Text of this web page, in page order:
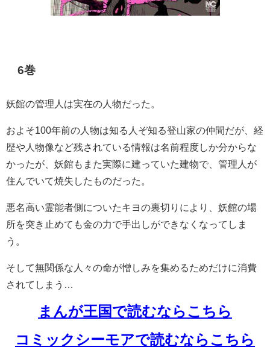
6巻
妖館の管理人は実在の人物だった。
およそ100年前の人物は知る人ぞ知る登山家の仲間だが、経
歴や人物像など残されている情報は名前程度しか分からな
かったが、妖館もまた実際に建っていた建物で、管理人が
住んでいて焼失したものだった。
悪名高い霊能者側についたキヨの裏切りにより、妖館の場
所を突き止めても金の力で手出しができなくなってしま
う。
そして無関係な人々の命が憎しみを集めるためだけに消費
されてしまう…
まんが王国で読むならこちら
コミックシーモアで読むならこちら